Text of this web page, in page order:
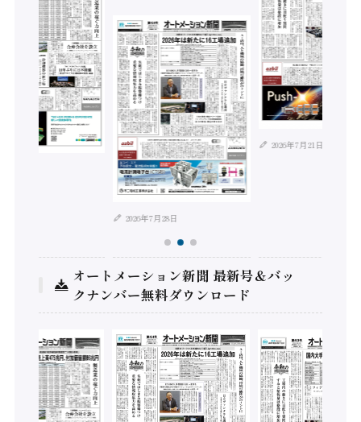
2026年7月28日
2026年7月21日
オートメーション新聞 最新号＆バッ
クナンバー無料ダウンロード